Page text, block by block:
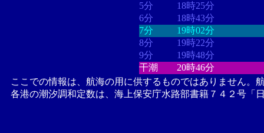
5分
18時25分
6分
18時43分
7分
19時02分
8分
19時22分
9分
19時48分
干潮
20時46分
ここでの情報は、航海の用に供するものではありません。
各港の潮汐調和定数は、海上保安庁水路部書籍７４２号「